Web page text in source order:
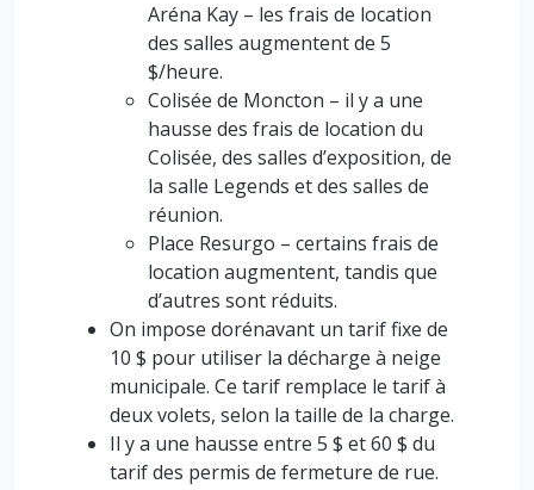
Aréna Kay – les frais de location
des salles augmentent de 5
$/heure.
Colisée de Moncton – il y a une
hausse des frais de location du
Colisée, des salles d’exposition, de
la salle Legends et des salles de
réunion.
Place Resurgo – certains frais de
location augmentent, tandis que
d’autres sont réduits.
On impose dorénavant un tarif fixe de
10 $ pour utiliser la décharge à neige
municipale. Ce tarif remplace le tarif à
deux volets, selon la taille de la charge.
Il y a une hausse entre 5 $ et 60 $ du
tarif des permis de fermeture de rue.